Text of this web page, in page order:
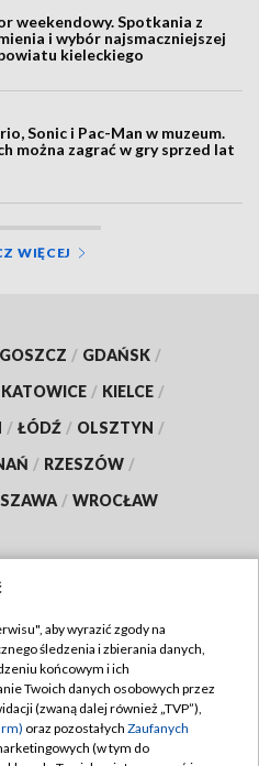
weekendowy. Spotkania z
i wybór najsmaczniejszej
kieleckiego
Sonic i Pac-Man w muzeum.
można zagrać w gry sprzed lat
WIĘCEJ
/ GDAŃSK /
KATOWICE / KIELCE /
/ ŁÓDŹ / OLSZTYN /
/ RZESZÓW /
/ WROCŁAW
TVP
TVP
prywatności
aby wyrazić zgody na
śledzenia i zbierania danych,
końcowym i ich
Twoich danych osobowych przez
(zwaną dalej również „TVP”),
oraz pozostałych Zaufanych
(w tym do